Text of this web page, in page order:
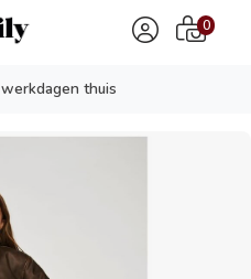
thuis
0